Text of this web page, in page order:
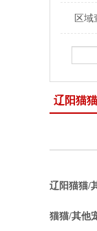
区域
辽阳猫
辽阳猫猫/
猫猫/其他